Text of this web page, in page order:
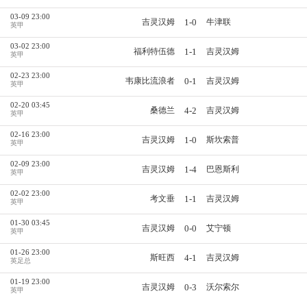
03-09 23:00
英甲 吉灵汉姆 1-0 牛津联
03-02 23:00
英甲 福利特伍德 1-1 吉灵汉姆
02-23 23:00
英甲 韦康比流浪者 0-1 吉灵汉姆
02-20 03:45
英甲 桑德兰 4-2 吉灵汉姆
02-16 23:00
英甲 吉灵汉姆 1-0 斯坎索普
02-09 23:00
英甲 吉灵汉姆 1-4 巴恩斯利
02-02 23:00
英甲 考文垂 1-1 吉灵汉姆
01-30 03:45
英甲 吉灵汉姆 0-0 艾宁顿
01-26 23:00
英足总 斯旺西 4-1 吉灵汉姆
01-19 23:00
英甲 吉灵汉姆 0-3 沃尔索尔